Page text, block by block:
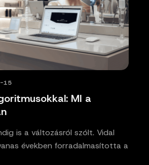
MI a
15
is a változásról szólt. Vidal
években forradalmasította a